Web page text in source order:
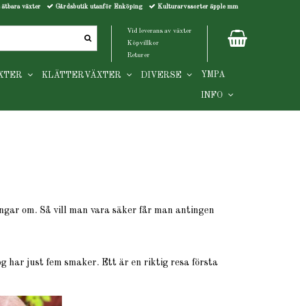
om. Så vill man vara säker får man antingen
har just fem smaker. Ett är en riktig resa första
ätbara växter Gårdsbutik utanför Enköping Kulturarvssorter äpple mm
Vid leverans av växter
Köpvillkor
Returer
KLÄTTERVÄXTER DIVERSE YMPA
INFO